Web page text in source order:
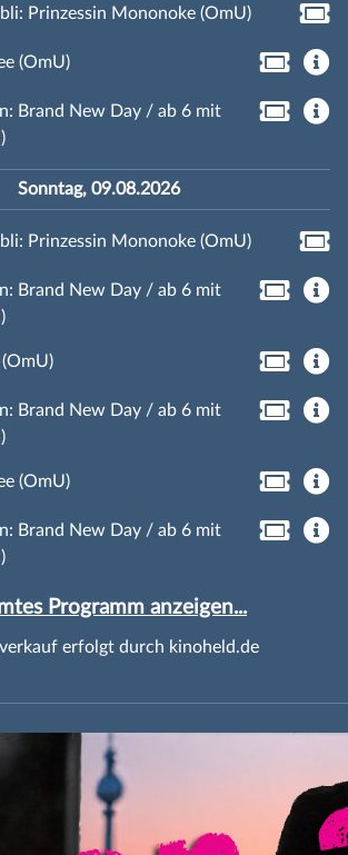
Prinzessin Mononoke (OmU)
(OmU)
Brand New Day / ab 6 mit
Sonntag, 09.08.2026
Prinzessin Mononoke (OmU)
Brand New Day / ab 6 mit
Brand New Day / ab 6 mit
(OmU)
Brand New Day / ab 6 mit
Programm anzeigen...
erfolgt durch kinoheld.de